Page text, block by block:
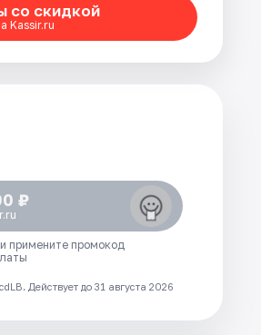
со скидкой
Kassir.ru
₽
примените промокод
Действует до 31 августа 2026